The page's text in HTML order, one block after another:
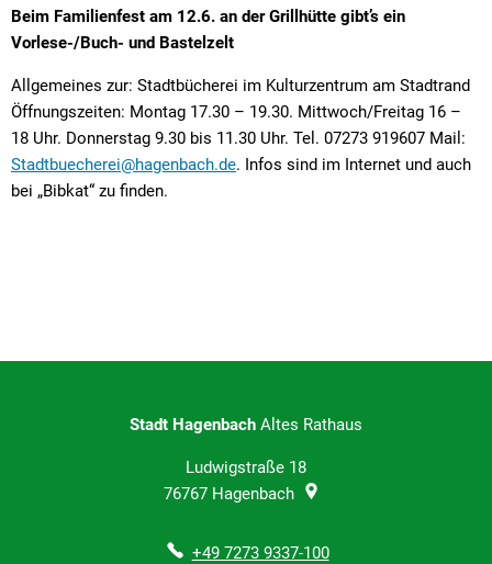
Beim Familienfest am 12.6. an der Grillhütte gibt’s ein
Vorlese-/Buch- und Bastelzelt
Allgemeines zur: Stadtbücherei im Kulturzentrum am Stadtrand
Öffnungszeiten: Montag 17.30 – 19.30. Mittwoch/Freitag 16 –
18 Uhr. Donnerstag 9.30 bis 11.30 Uhr. Tel. 07273 919607 Mail:
Stadtbuecherei@hagenbach.de. Infos sind im Internet und auch
bei „Bibkat“ zu finden.
Stadt Hagenbach Altes Rathaus
Ludwigstraße 18
76767 Hagenbach
+49 7273 9337-100